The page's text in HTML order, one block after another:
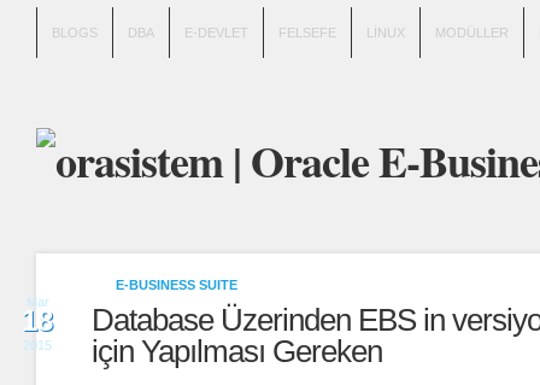
BLOGS DBA E-DEVLET FELSEFE LINUX MODÜLLER
Mar
18
2015
E-BUSINESS SUITE
Database Üzerinden EBS in
için Yapılması Gereken